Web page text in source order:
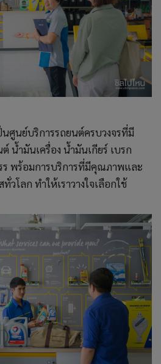
ศูนย์บริการรถยนต์ครบวงจรที่มี
น้ำมันเครื่อง น้ำมันเกียร์ เบรก
ร พร้อมการบริการที่มีคุณภาพและ
วโลก ทำให้เราวางใจเลือกใช้